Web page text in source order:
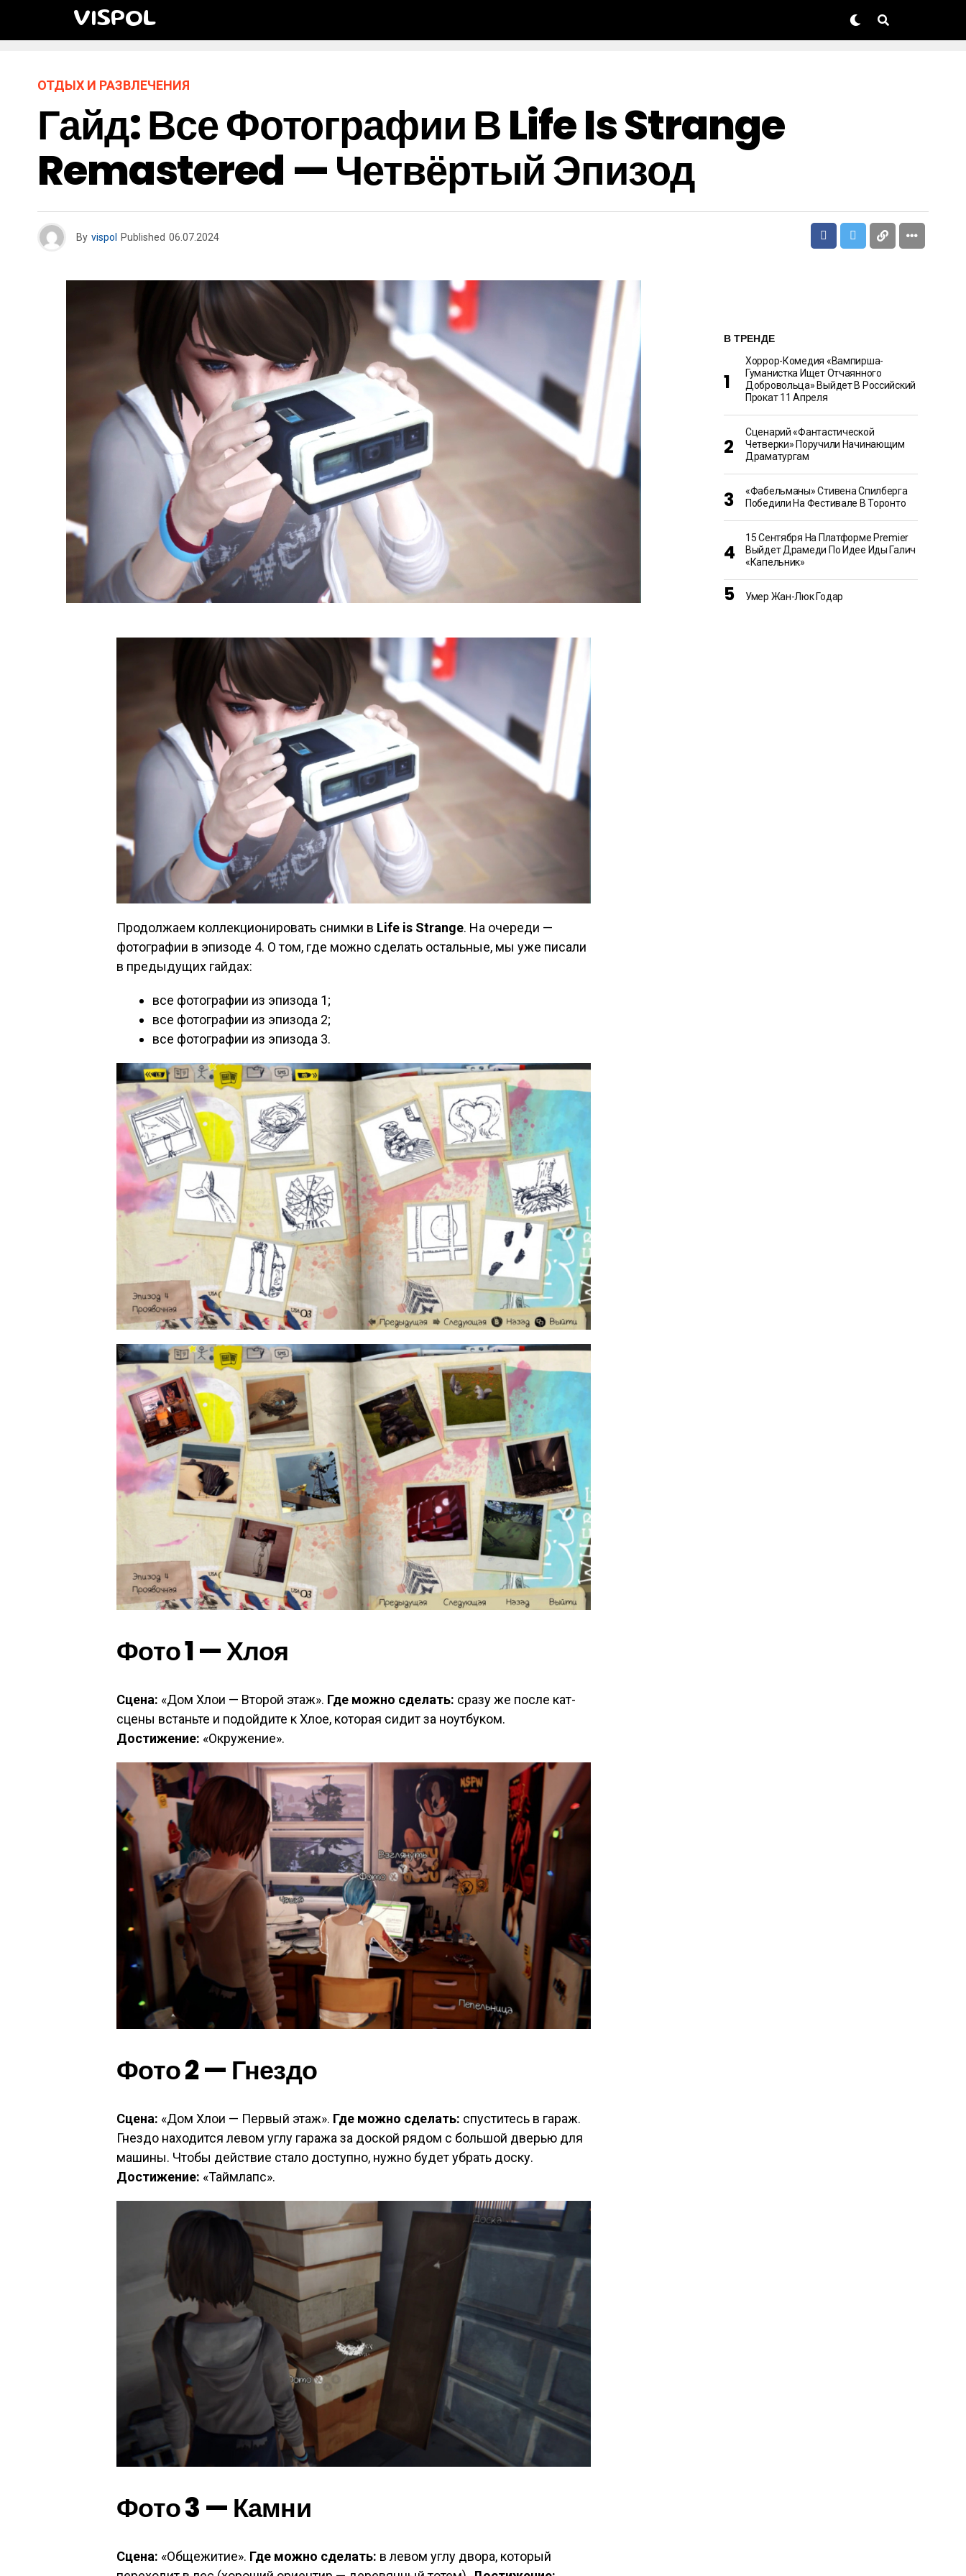
VISPOL
ОТДЫХ И РАЗВЛЕЧЕНИЯ
Гайд: Все Фотографии В Life Is Strange
Remastered — Четвёртый Эпизод
By vispol Published 06.07.2024
Продолжаем коллекционировать снимки в Life is Strange. На очереди —
фотографии в эпизоде 4. О том, где можно сделать остальные, мы уже писали
в предыдущих гайдах:
все фотографии из эпизода 1;
все фотографии из эпизода 2;
все фотографии из эпизода 3.
Фото 1 — Хлоя
Сцена: «Дом Хлои — Второй этаж». Где можно сделать: сразу же после кат-
сцены встаньте и подойдите к Хлое, которая сидит за ноутбуком.
Достижение: «Окружение».
Фото 2 — Гнездо
Сцена: «Дом Хлои — Первый этаж». Где можно сделать: спуститесь в гараж.
Гнездо находится левом углу гаража за доской рядом с большой дверью для
машины. Чтобы действие стало доступно, нужно будет убрать доску.
Достижение: «Таймлапс».
Фото 3 — Камни
Сцена: «Общежитие». Где можно сделать: в левом углу двора, который
В ТРЕНДЕ
Хоррор-Комедия «Вампирша-
Гуманистка Ищет Отчаянного
Добровольца» Выйдет В Российский
Прокат 11 Апреля
Сценарий «Фантастической
Четверки» Поручили Начинающим
Драматургам
«Фабельманы» Стивена Спилберга
Победили На Фестивале В Торонто
15 Сентября На Платформе Premier
Выйдет Драмеди По Идее Иды Галич
«Капельник»
Умер Жан-Люк Годар